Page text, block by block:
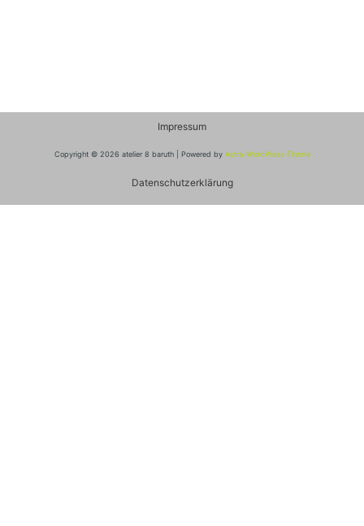
Impressum
Copyright © 2026 atelier 8 baruth | Powered by Astra-WordPress-Theme
Datenschutzerklärung